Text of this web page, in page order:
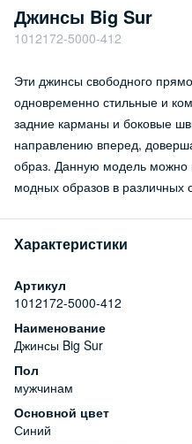
Джинсы Big Sur
1012172-5000-412
Эти джинсы свободного
одновременно стильные и
задние карманы и боковые
направлению вперед,
образ. Данную модель можно
модных образов в различных
Характеристики
Артикул
1012172-5000-412
Наименование
Джинсы Big Sur
Пол
мужчинам
Основной цвет
Синий